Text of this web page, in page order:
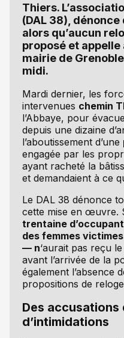
Thiers.
(DAL 38),
alors qu’aucun
proposé et
mairie de
midi.
Mardi dernier, les
intervenues chemin
l’Abbaye, pour
depuis une dizaine
l’aboutissement d’une
engagée par les
ayant racheté la
et demandaient à ce
Le DAL 38 dénonce
cette mise en œuvre.
trentaine
des femmes
— n‘aurait pas reçu le
avant l’arrivée de la
également l’absence
propositions de
Des
d’intimidations